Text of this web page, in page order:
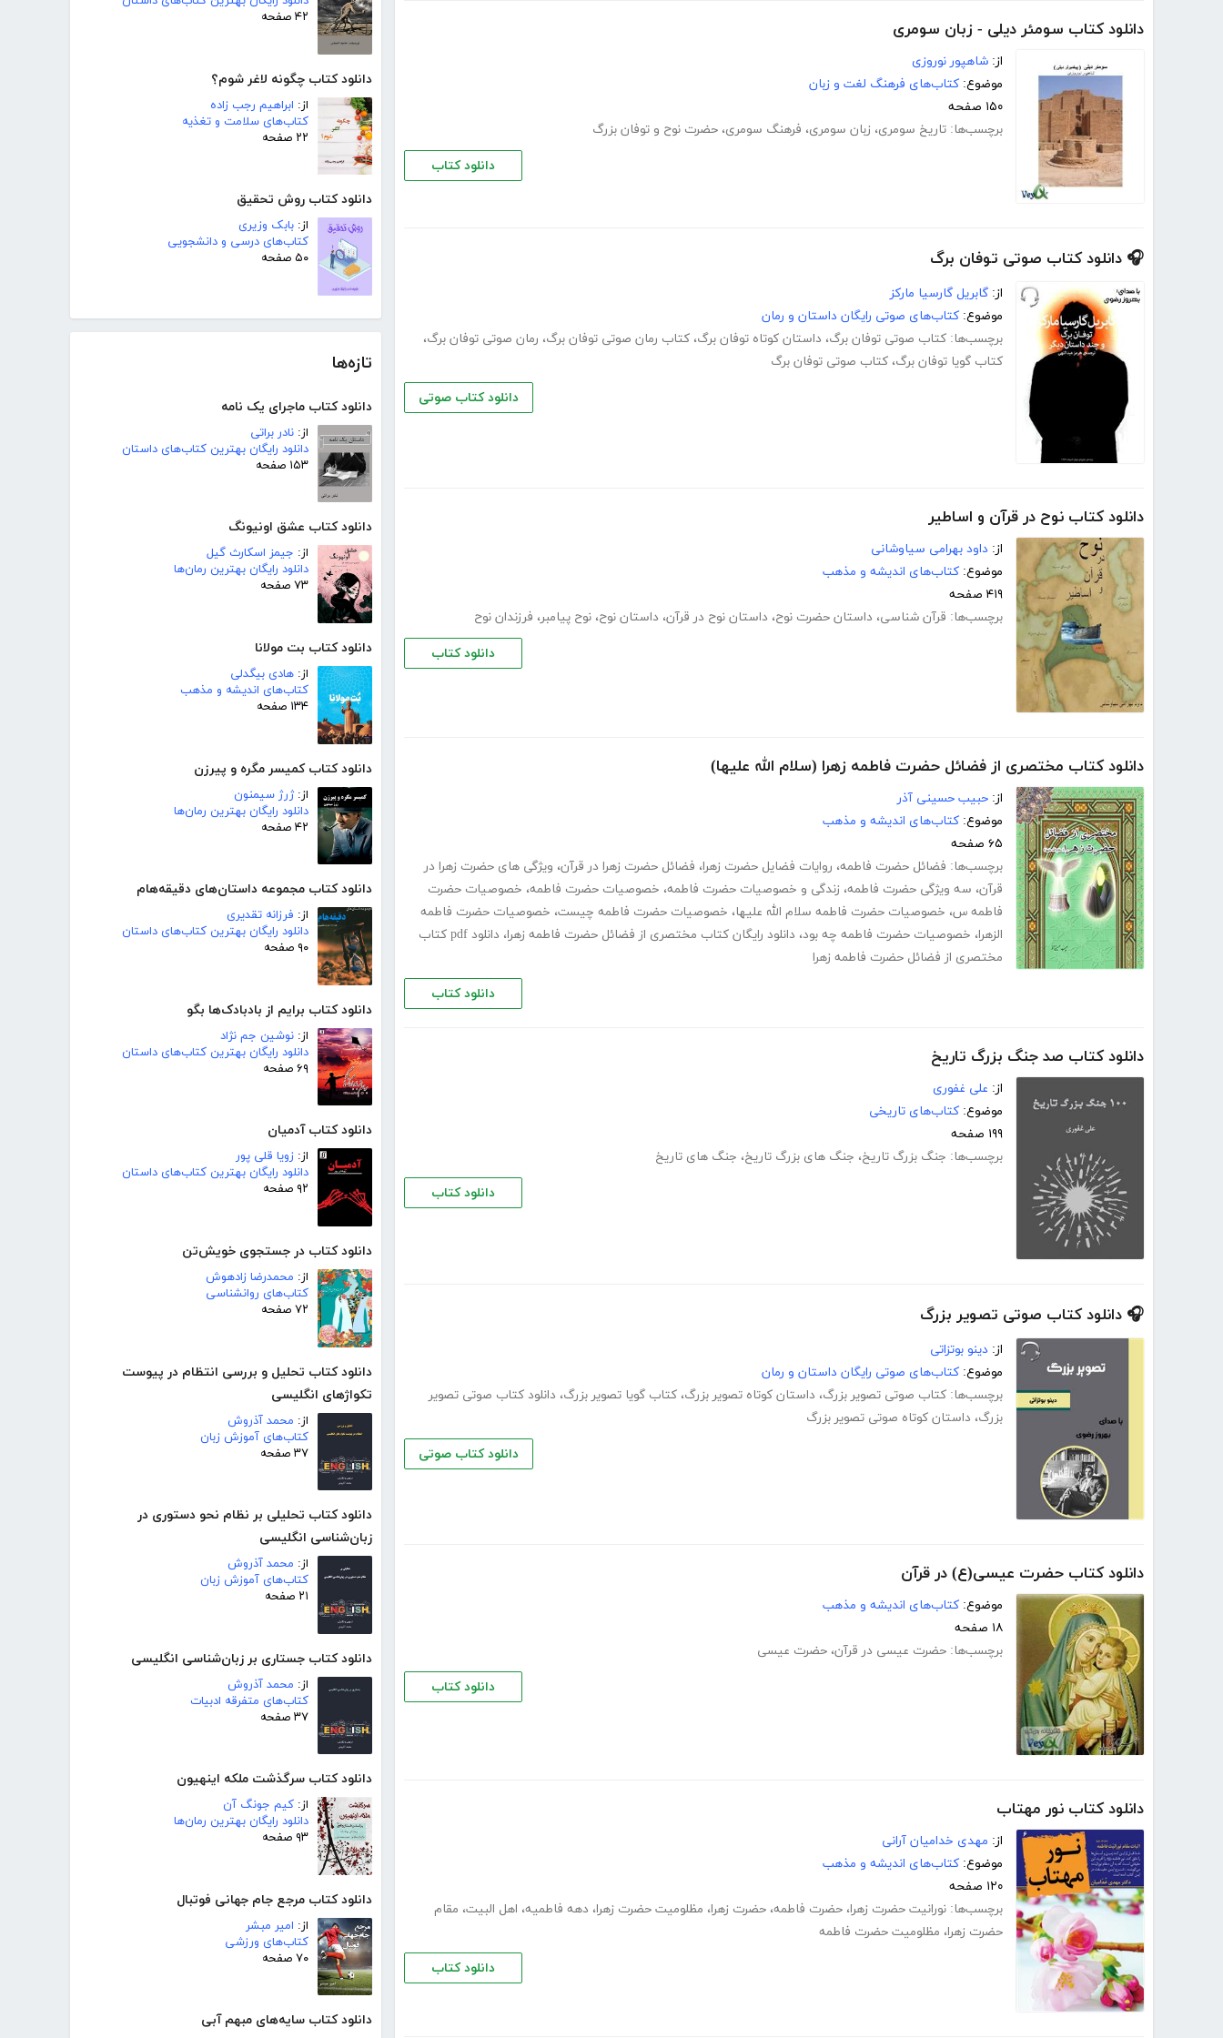
۴۲ صفحه
دانلود کتاب چگونه لاغر شوم؟
از: ابراهیم رجب زاده
کتاب‌های سلامت و تغذیه
۲۲ صفحه
دانلود کتاب روش تحقیق
از: بابک وزیری
کتاب‌های درسی و دانشجویی
۵۰ صفحه
تازه‌ها
دانلود کتاب ماجرای یک نامه
از: نادر براتی
دانلود رایگان بهترین کتاب‌های داستان
۱۵۳ صفحه
دانلود کتاب عشق اونیونگ
از: جیمز اسکارث گیل
دانلود رایگان بهترین رمان‌ها
۷۳ صفحه
دانلود کتاب بت مولانا
از: هادی بیگدلی
کتاب‌های اندیشه و مذهب
۱۳۴ صفحه
دانلود کتاب کمیسر مگره و پیرزن
از:ژرژ سیمنون
دانلود رایگان بهترین رمان‌ها
۴۲ صفحه
دانلود کتاب مجموعه داستان‌های دقیقه‌هام
از: فرزانه تقدیری
دانلود رایگان بهترین کتاب‌های داستان
۹۰ صفحه
دانلود کتاب برایم از بادبادک‌ها بگو
از: نوشین جم نژاد
دانلود رایگان بهترین کتاب‌های داستان
۶۹ صفحه
دانلود کتاب آدمیان
از: زویا قلی پور
دانلود رایگان بهترین کتاب‌های داستان
۹۲ صفحه
دانلود کتاب در جستجوی خویش‌تن
از: محمدرضا زادهوش
کتاب‌های روانشناسی
۷۲ صفحه
دانلود کتاب تحلیل و بررسی انتظام در پیوست
تکواژهای انگلیسی
از: محمد آذروش
کتاب‌های آموزش زبان
۳۷ صفحه
دانلود کتاب تحلیلی بر نظام نحو دستوری در
زبان‌شناسی انگلیسی
از: محمد آذروش
کتاب‌های آموزش زبان
۲۱ صفحه
دانلود کتاب جستاری بر زبان‌شناسی انگلیسی
از: محمد آذروش
کتاب‌های متفرقه ادبیات
۳۷ صفحه
دانلود کتاب سرگذشت ملکه اینهیون
از: کیم جونگ آن
دانلود رایگان بهترین رمان‌ها
۹۳ صفحه
دانلود کتاب مرجع جام جهانی فوتبال
از: امیر مبشر
کتاب‌های ورزشی
۷۰ صفحه
دانلود کتاب سایه‌های مبهم آبی
دانلود کتاب سومئر دیلی - زبان سومری
از: شاهپور نوروزی
موضوع: کتاب‌های فرهنگ لغت و زبان
۱۵۰ صفحه
برچسب‌ها: تاریخ سومری، زبان سومری، فرهنگ سومری، حضرت نوح و توفان بزرگ
دانلود کتاب
🎧 دانلود کتاب صوتی توفان برگ
از: گابریل گارسیا مارکز
موضوع: کتاب‌های صوتی رایگان داستان و رمان
برچسب‌ها: کتاب صوتی توفان برگ، داستان کوتاه توفان برگ، کتاب رمان صوتی توفان برگ، رمان صوتی توفان برگ،
کتاب گویا توفان برگ، کتاب صوتی توفان برگ
دانلود کتاب صوتی
دانلود کتاب نوح در قرآن و اساطیر
از: داود بهرامی سیاوشانی
موضوع: کتاب‌های اندیشه و مذهب
۴۱۹ صفحه
برچسب‌ها: قرآن شناسی، داستان حضرت نوح، داستان نوح در قرآن، داستان نوح، نوح پیامبر، فرزندان نوح
دانلود کتاب
دانلود کتاب مختصری از فضائل حضرت فاطمه زهرا (سلام الله علیها)
از: حبیب حسینی آذر
موضوع: کتاب‌های اندیشه و مذهب
۶۵ صفحه
برچسب‌ها: فضائل حضرت فاطمه، روایات فضایل حضرت زهرا، فضائل حضرت زهرا در قرآن، ویژگی های حضرت زهرا در
قرآن، سه ویژگی حضرت فاطمه، زندگی و خصوصیات حضرت فاطمه، خصوصیات حضرت فاطمه، خصوصیات حضرت
فاطمه س، خصوصیات حضرت فاطمه سلام الله علیها، خصوصیات حضرت فاطمه چیست، خصوصیات حضرت فاطمه
الزهرا، خصوصیات حضرت فاطمه چه بود، دانلود رایگان کتاب مختصری از فضائل حضرت فاطمه زهرا،
دانلود pdf کتاب
مختصری از فضائل حضرت فاطمه زهرا
دانلود کتاب
دانلود کتاب صد جنگ بزرگ تاریخ
از: علی غفوری
موضوع: کتاب‌های تاریخی
۱۹۹ صفحه
برچسب‌ها: جنگ بزرگ تاریخ، جنگ های بزرگ تاریخ، جنگ های تاریخ
دانلود کتاب
🎧 دانلود کتاب صوتی تصویر بزرگ
از: دینو بوتزاتی
موضوع: کتاب‌های صوتی رایگان داستان و رمان
برچسب‌ها: کتاب صوتی تصویر بزرگ، داستان کوتاه تصویر بزرگ، کتاب گویا تصویر بزرگ، دانلود کتاب صوتی تصویر
بزرگ، داستان کوتاه صوتی تصویر بزرگ
دانلود کتاب صوتی
دانلود کتاب حضرت عیسی(ع) در قرآن
موضوع: کتاب‌های اندیشه و مذهب
۱۸ صفحه
برچسب‌ها: حضرت عیسی در قرآن، حضرت عیسى
دانلود کتاب
دانلود کتاب نور مهتاب
از: مهدی خدامیان آرانی
موضوع: کتاب‌های اندیشه و مذهب
۱۲۰ صفحه
برچسب‌ها: نورانیت حضرت زهرا، حضرت فاطمه، حضرت زهرا، مظلومیت حضرت زهرا، دهه فاطمیه، اهل البیت، مقام
حضرت زهرا، مظلومیت حضرت فاطمه
دانلود کتاب